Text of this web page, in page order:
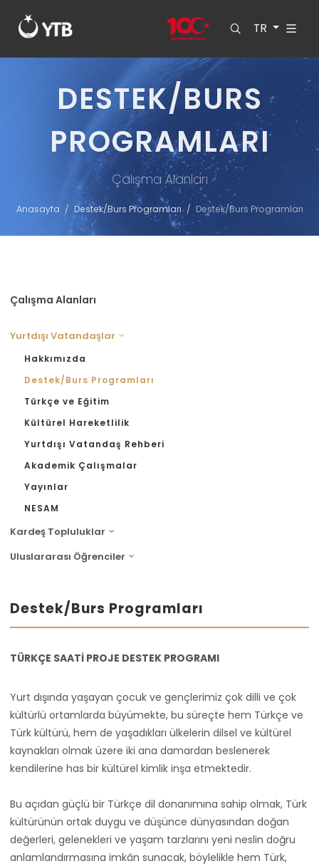
TR
DESTEK/BURS
PROGRAMLARI
Çalışma Alanları
Anasayfa Destek/Burs Programları Destek/Burs Programları
Çalışma Alanları
Yurtdışı Vatandaşlar
Hakkımızda
Destek/Burs Programları
Türkçe ve Eğitim
Kültürel Hareketlilik
Yurtdışı Vatandaş Rehberi
Akademik Çalışmalar
Yayınlar
NESAM
Kardeş Topluluklar
Uluslararası Öğrenciler
Destek/Burs Programları
TÜRKÇE SAATİ PROJE DESTEK PROGRAMI
Yurt dışında yaşayan çocuk ve gençlerimiz çok dilli ve çok
kültürlü ortamlarda büyümekte, bu süreçte hem Türkçe ve
Türk kültürü, hem de yaşadıkları ülkelerin dilsel ve kültürel
kaynakları olmak üzere iki ana damardan beslenerek
kendilerine has bir kültürel kimlik inşa etmektedir.
Bu açıdan güçlü bir Türkçe dil donanımına sahip olmak, Türk
kültürünün ortak duygu ve düşünce dünyasından doğan
değerleri, gelenekleri ve yaşam tarzlarını yeni neslin doğru
anlamlandırmasına imkân sunacak, böylelikle hem Türk,